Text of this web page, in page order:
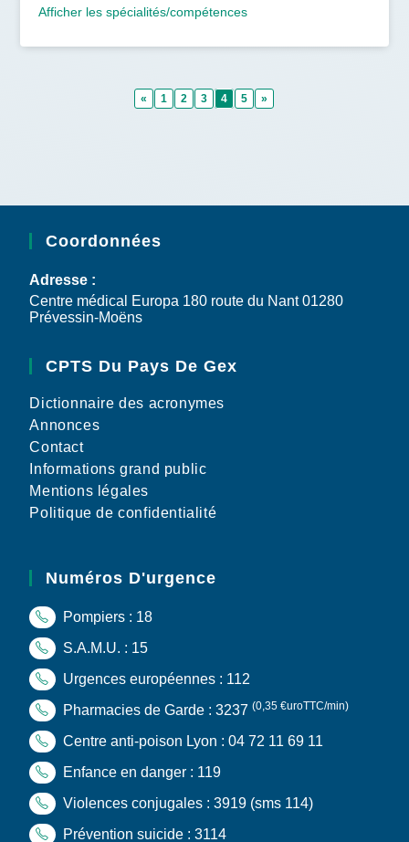
Afficher les spécialités/compétences
« 1 2 3 4 5 »
Coordonnées
Adresse :
Centre médical Europa 180 route du Nant 01280
Prévessin-Moëns
CPTS Du Pays De Gex
Dictionnaire des acronymes
Annonces
Contact
Informations grand public
Mentions légales
Politique de confidentialité
Numéros D'urgence
Pompiers : 18
S.A.M.U. : 15
Urgences européennes : 112
Pharmacies de Garde : 3237(0,35 €uroTTC/min)
Centre anti-poison Lyon : 04 72 11 69 11
Enfance en danger : 119
Violences conjugales : 3919 (sms 114)
Prévention suicide : 3114